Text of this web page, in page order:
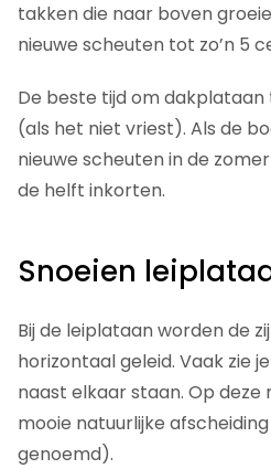
takken die naar boven
nieuwe scheuten tot zo’n 5
De beste tijd om dakplataan
(als het niet vriest). Als de
nieuwe scheuten in de
de helft inkorten.
Snoeien
Bij de leiplataan worden de
horizontaal geleid. Vaak zie
naast elkaar staan. Op
mooie natuurlijke
genoemd).